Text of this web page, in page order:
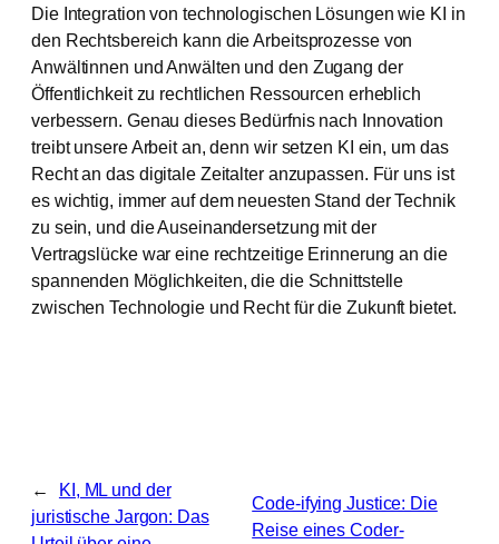
Die Integration von technologischen Lösungen wie KI in
den Rechtsbereich kann die Arbeitsprozesse von
Anwältinnen und Anwälten und den Zugang der
Öffentlichkeit zu rechtlichen Ressourcen erheblich
verbessern. Genau dieses Bedürfnis nach Innovation
treibt unsere Arbeit an, denn wir setzen KI ein, um das
Recht an das digitale Zeitalter anzupassen. Für uns ist
es wichtig, immer auf dem neuesten Stand der Technik
zu sein, und die Auseinandersetzung mit der
Vertragslücke war eine rechtzeitige Erinnerung an die
spannenden Möglichkeiten, die die Schnittstelle
zwischen Technologie und Recht für die Zukunft bietet.
←
KI, ML und der
juristische Jargon: Das
Code-ifying Justice: Die
Reise eines Coder-